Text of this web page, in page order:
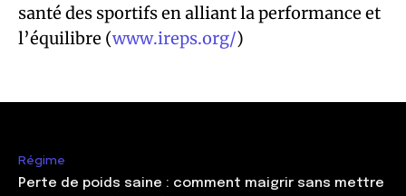
santé des sportifs en alliant la performance et
l’équilibre (www.ireps.org/)
Régime
Perte de poids saine : comment maigrir sans mettre